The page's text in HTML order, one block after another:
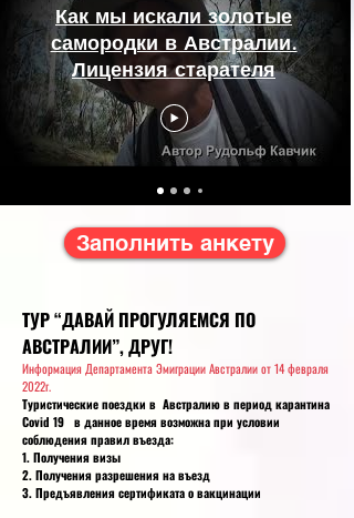
Как мы искали золотые
самородки в Австралии.
Лицензия старателя
Заполнить анкету
ТУР “ДАВАЙ ПРОГУЛЯЕМСЯ ПО
АВСТРАЛИИ”, ДРУГ!
Информация Департамента Эмиграции Австралии от 14 февраля
2022г.
Туристические поездки в Австралию в период карантина
Сovid 19 в данное время возможна при условии
соблюдения правил въезда:
1. Получения визы
2. Получения разрешения на въезд
3. Предъявления сертификата о вакцинации